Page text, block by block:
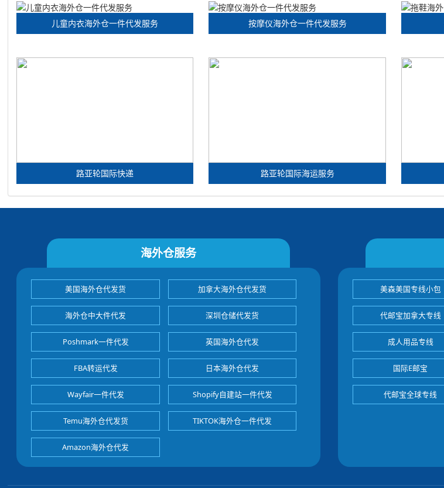
儿童内衣海外仓一件代发服务 按摩仪海外仓一件代发服务
路亚轮国际快递 路亚轮国际海运服务
海外仓服务
美国海外仓代发货 加拿大海外仓代发货
海外仓中大件代发 深圳仓储代发货
Poshmark一件代发 英国海外仓代发
FBA转运代发 日本海外仓代发
Wayfair一件代发 Shopify自建站一件代发
Temu海外仓代发货 TIKTOK海外仓一件代发
Amazon海外仓代发
美森美国专线小包
代邮宝加拿大专线
成人用品专线
国际E邮宝
代邮宝全球专线